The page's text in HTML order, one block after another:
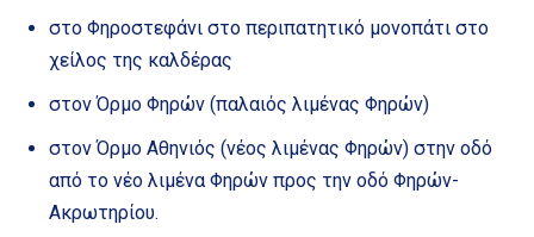
στο Φηροστεφάνι στο περιπατητικό μονοπάτι στο
χείλος της καλδέρας
στον Όρμο Φηρών (παλαιός λιμένας Φηρών)
στον Όρμο Αθηνιός (νέος λιμένας Φηρών) στην οδό
από το νέο λιμένα Φηρών προς την οδό Φηρών-
Ακρωτηρίου.